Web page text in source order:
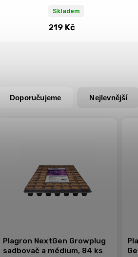
Skladem
219 Kč
Doporučujeme Nejlevnější
Plagron NextGen Growplug
sadbovač a médium, 84 ks